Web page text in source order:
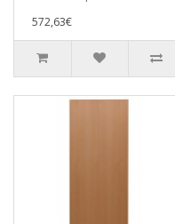
572,63€